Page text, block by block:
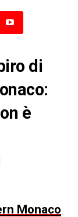
di
è
Monaco